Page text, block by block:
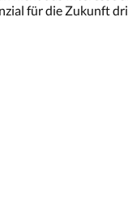
für die Zukunft